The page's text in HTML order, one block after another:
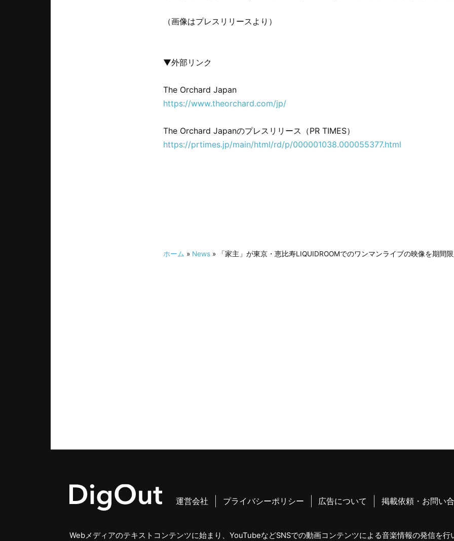
（画像はプレスリリースより）
▼外部リンク
The Orchard Japan
https://www.theorchard.com/jp/
The Orchard Japanのプレスリリース（PR TIMES）
https://prtimes.jp/main/html/rd/p/000001038.000055377.html
ホーム » News » 「家主」が東京・恵比寿LIQUIDROOMでのワンマンライブの映像を期間
運営会社 プライバシーポリシー 広告について 掲載依頼・お問い
Webメディアのテキストコンテンツに始まり、YouTubeなどSNSでの動画コンテンツによる音楽情報の発信を行